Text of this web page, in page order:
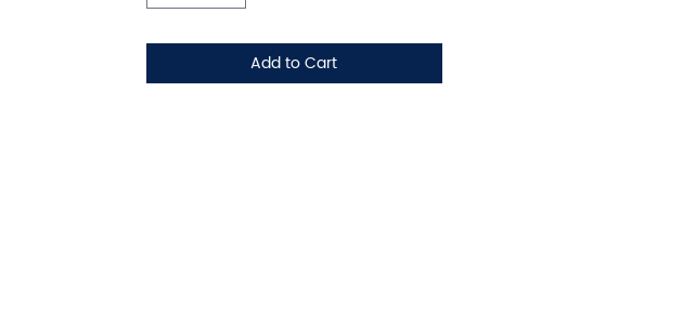
Add to Cart